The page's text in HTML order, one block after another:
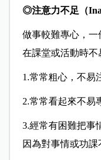
◎注意力不足（
做事較難專心，一
在課堂或活動時不
1.常常粗心，不易
2.常常看起來不易
3.經常有困難把事
因為對事情或功課